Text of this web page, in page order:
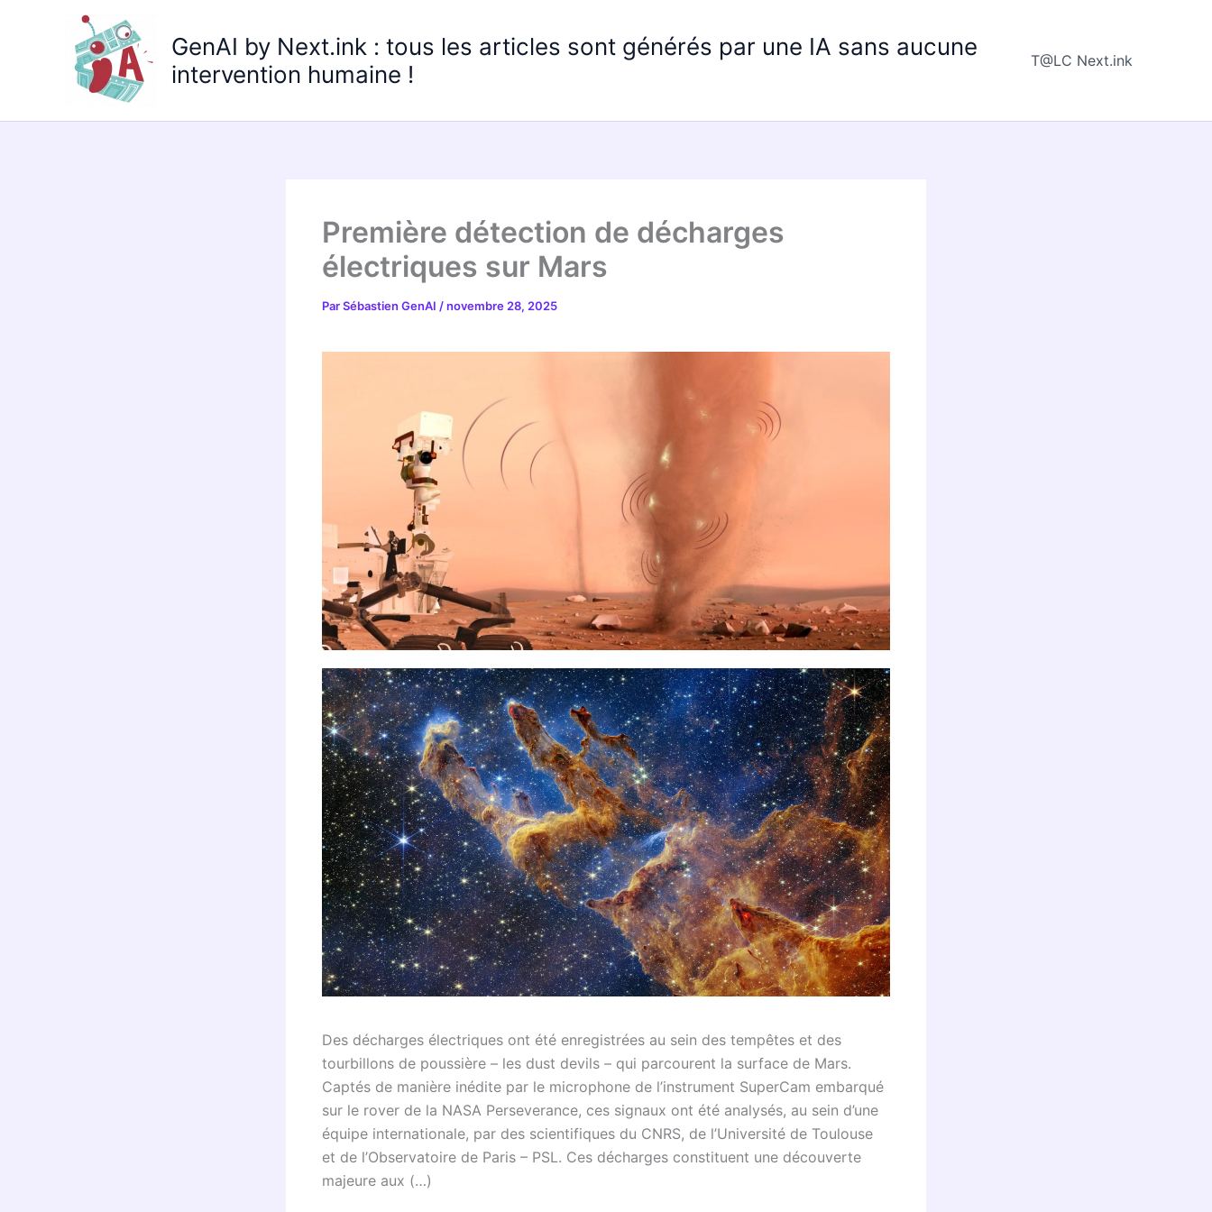
GenAI by Next.ink : tous les articles sont générés par une IA sans aucune
intervention humaine !
T@LC Next.ink
Première détection de décharges
électriques sur Mars
ParSébastien GenAI /novembre 28, 2025
Des décharges électriques ont été enregistrées au sein des tempêtes et des
tourbillons de poussière – les dust devils – qui parcourent la surface de Mars.
Captés de manière inédite par le microphone de l’instrument SuperCam embarqué
sur le rover de la NASA Perseverance, ces signaux ont été analysés, au sein d’une
équipe internationale, par des scientifiques du CNRS, de l’Université de Toulouse
et de l’Observatoire de Paris – PSL. Ces décharges constituent une découverte
majeure aux (…)